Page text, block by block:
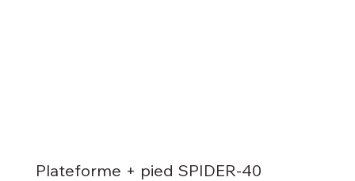
Plateforme + pied SPIDER-40